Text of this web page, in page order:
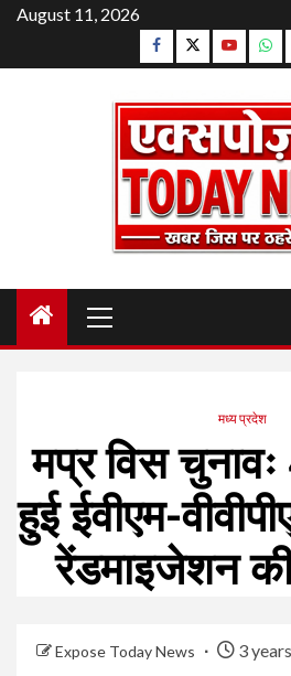
Skip
content
August 11, 2026
Facebook
TwitterYouTube
Menu
मध्य प्रदेश
मप्र विस
हुई ईवीएम-
रेंडमाइजेशन
Expose Today News 3